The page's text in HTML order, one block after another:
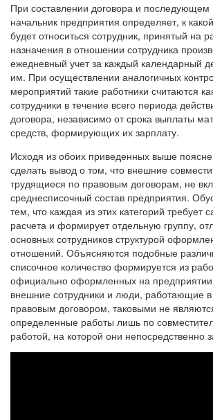
При составлении договора и
начальник предприятия определяет, к
будет относиться сотрудник, принятый на
назначения в отношении сотрудника
ежедневный учет за каждый календарный
им. При осуществлении аналогичных
мероприятий такие работники считаются
сотрудники в течение всего периода
договора, независимо от срока выплаты
средств, формирующих их зарплату.
Исходя из обоих приведенных выше
сделать вывод о том, что внешние
трудящиеся по правовым договорам, не
среднесписочный состав предприятия.
тем, что каждая из этих категорий требует
расчета и формирует отдельную группу,
основных сотрудников структурой
отношений. Объясняются подобные
списочное количество формируется из
официально оформленных на предприятии.
внешние сотрудники и люди, работающие в
правовым договором, таковыми не
определенные работы лишь по
работой, на которой они непосредственно